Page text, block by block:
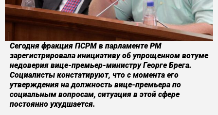
Сегодня фракция ПСРМ в парламенте РМ
зарегистрировала инициативу об упрощенном вотуме
недоверия вице-премьер-министру Георге Брега.
Социалисты констатируют, что с момента его
утверждения на должность вице-премьера по
социальным вопросам, ситуация в этой сфере
постоянно ухудшается.